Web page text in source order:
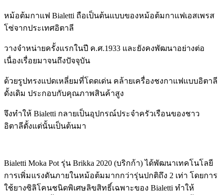
หม้อต้มกาแฟ Bialetti ถือเป็นต้นแบบของหม้อต้มกาแฟเอสเพรส
โซ่จากประเทศอิตาลี
วางจำหน่ายครั้งแรกในปี ค.ศ.1933 และยังคงพัฒนาอย่างต่อ
เนื่องเรื่อยมาจนถึงปัจจุบัน
ด้วยรูปทรงแปดเหลี่ยมที่โดดเด่น คล้ายเครื่องชงกาแฟแบบอิตาลี
ดั้งเดิม ประกอบกับคุณภาพสินค้าสูง
จึงทำให้ Bialetti กลายเป็นอุปกรณ์ประจำครัวเรือนของชาว
อิตาลีตั้งแต่นั้นเป็นต้นมา
Bialetti Moka Pot รุ่น Brikka 2020 (บริกก้า) ได้พัฒนาเทคโนโลยี
การเพิ่มแรงดันภายในหม้อต้มมากกว่ารุ่นปกติถึง 2 เท่า โดยการ
ใช้ยางซิลิโคนชนิดพิเศษลิขสิทธิ์เฉพาะของ Bialetti ทำให้